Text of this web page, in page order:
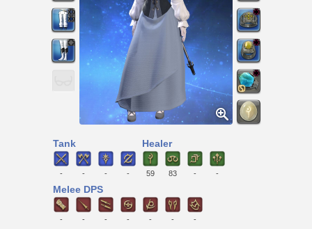
Tank
- - - -
Healer
59 83 - -
Melee DPS
- - - - - - -